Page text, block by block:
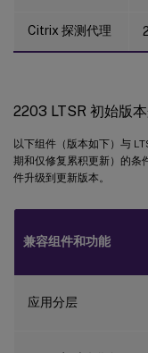
Citrix 探测代理
2203 LTSR 初始版
以下组件（版本如下）与
期和仅修复累积更新）的
件升级到更新版本。
兼容组件和功能
应用分层